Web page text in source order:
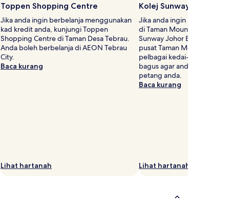
Toppen Shopping Centre
Jika anda ingin berbelanja menggunakan
kad kredit anda, kunjungi Toppen
Shopping Centre di Taman Desa Tebrau.
Anda boleh berbelanja di AEON Tebrau
City.
Baca kurang
Lihat hartanah
Kolej Sunway Johor
Jika anda ingin merasakan
di Taman Mount Austin,
Sunway Johor Bahru,
pusat Taman Mount Austin.
pelbagai kedai-kedai and
bagus agar anda dapat
petang anda.
Baca kurang
Lihat hartanah